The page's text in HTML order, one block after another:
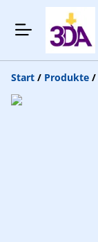
Start / Produkte /